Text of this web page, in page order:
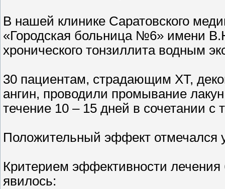
В нашей клинике Саратовского
«Городская больница №6» имени
хронического тонзиллита водным
30 пациентам, страдающим ХТ,
ангин, проводили промывание
течение 10 – 15 дней в сочетании
Положительный эффект отмечался
Критерием эффективности
явилось: